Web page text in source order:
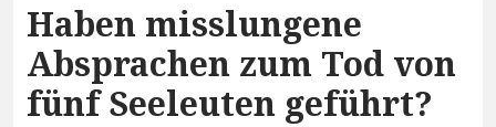
Haben misslungene
Absprachen zum Tod von
fünf Seeleuten geführt?